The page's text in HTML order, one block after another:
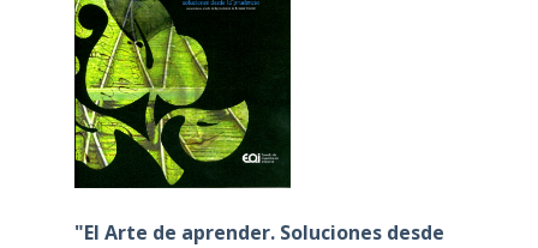
"El Arte de aprender. Soluciones desde